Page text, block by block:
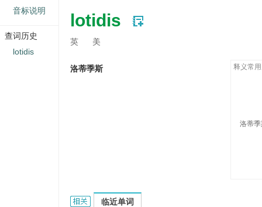
lotidis
英 美
洛蒂季斯 释义常
洛蒂
Lotidis的相关资料：
临近单词
音标说明
查词历史
lotidis